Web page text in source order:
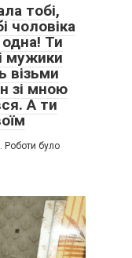
тобі,
чоловіка
Ти
мужики
візьми
зі мною
А ти
Роботи було